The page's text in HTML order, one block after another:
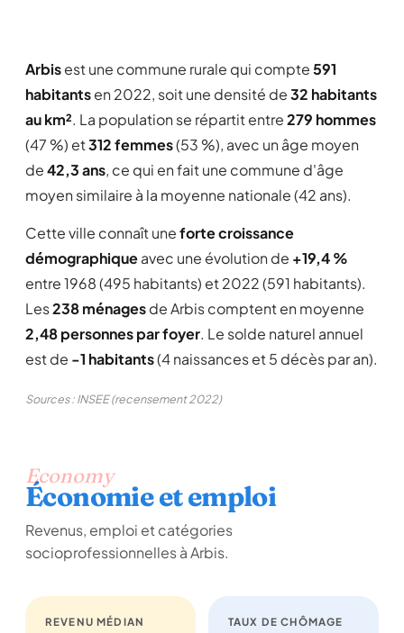
Arbisest une commune rurale qui compte591
habitantsen 2022, soit une densité de32 habitants
au km². La population se répartit entre279 hommes
(47 %) et312 femmes(53 %), avec un âge moyen
de42,3 ans, ce qui en fait une commune d'âge
moyen similaire à la moyenne nationale (42 ans).
Cette ville connaît uneforte croissance
démographiqueavec une évolution de +19,4 %
entre 1968 (495 habitants) et 2022 (591 habitants).
Les238 ménagesde Arbis comptent en moyenne
2,48 personnes par foyer. Le solde naturel annuel
est de -1 habitants(4 naissances et 5 décès par an).
Sources : INSEE (recensement 2022)
Economy
Économie et emploi
Revenus, emploi et catégories
socioprofessionnelles à Arbis.
REVENU MÉDIAN TAUX DE CHÔMAGE